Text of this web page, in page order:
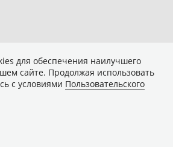
для обеспечения наилучшего
сайте. Продолжая использовать
с условиями Пользовательского